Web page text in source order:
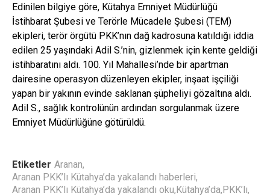
Edinilen bilgiye göre, Kütahya Emniyet Müdürlüğü
İstihbarat Şubesi ve Terörle Mücadele Şubesi (TEM)
ekipleri, terör örgütü PKK’nın dağ kadrosuna katıldığı iddia
edilen 25 yaşındaki Adil S.’nin, gizlenmek için kente geldiği
istihbaratını aldı. 100. Yıl Mahallesi’nde bir apartman
dairesine operasyon düzenleyen ekipler, inşaat işçiliği
yapan bir yakının evinde saklanan şüpheliyi gözaltına aldı.
Adil S., sağlık kontrolünün ardından sorgulanmak üzere
Emniyet Müdürlüğüne götürüldü.
Etiketler Aranan,
Aranan PKK’lı Kütahya’da yakalandı haberleri,
Aranan PKK’lı Kütahya’da yakalandı oku,Kütahya’da,PKK’lı,